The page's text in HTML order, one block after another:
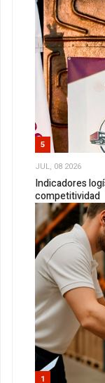
5
JUL, 08 2026
Indicadores
competitividad
1